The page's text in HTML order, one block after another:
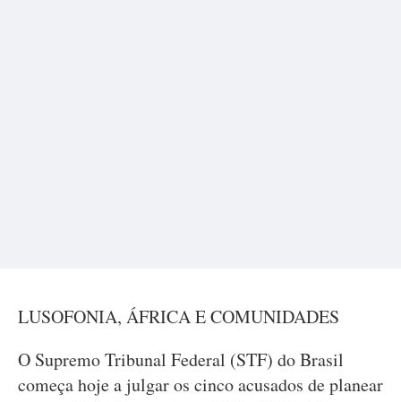
LUSOFONIA, ÁFRICA E COMUNIDADES
O Supremo Tribunal Federal (STF) do Brasil
começa hoje a julgar os cinco acusados de planear